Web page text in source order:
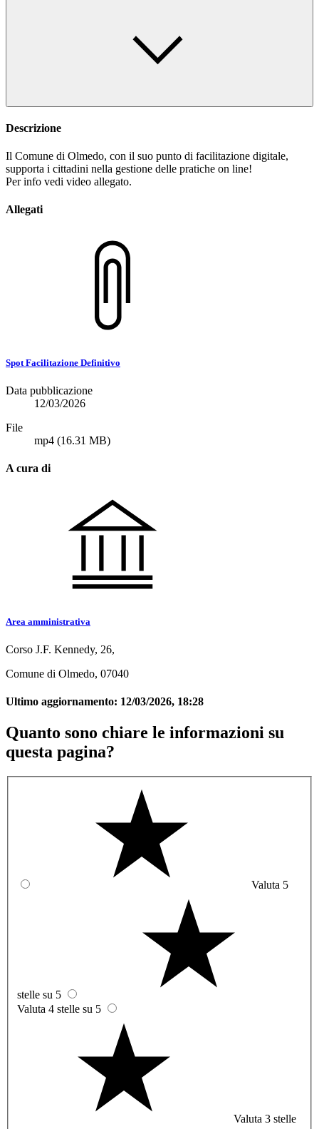
Descrizione
Il Comune di Olmedo, con il suo punto di facilitazione digitale,
supporta i cittadini nella gestione delle pratiche on line!
Per info vedi video allegato.
Allegati
Spot Facilitazione Definitivo
Data pubblicazione
12/03/2026
File
mp4 (16.31 MB)
A cura di
Area amministrativa
Corso J.F. Kennedy, 26,
Comune di Olmedo, 07040
Ultimo aggiornamento: 12/03/2026, 18:28
Quanto sono chiare le informazioni su
questa pagina?
Valuta 5
stelle su 5
Valuta 4 stelle su 5
Valuta 3 stelle